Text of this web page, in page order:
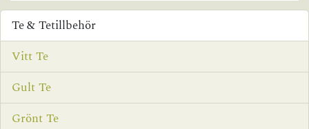
Te & Tetillbehör
Vitt Te
Gult Te
Grönt Te